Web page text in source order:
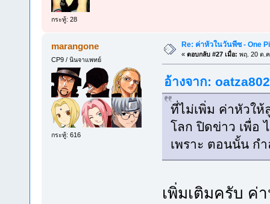
กระทู้: 28
marangone
CP9 / นินจาแพทย์
กระทู้: 616
Re: ค่าหัวในวันพีซ - One
« ตอบกลับ #27 เมื่อ: พฤ. 20 ต.ค
อ้างจาก:
ที่ไม่เพิ่ม ค่าหัวให้
โลก ปิดข่าว เพื่อ
เพราะ ตอนนั้น ก
เพิ่มเติมครับ ค่